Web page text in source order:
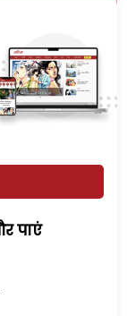
पाएं